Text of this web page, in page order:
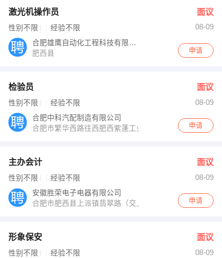
激光机操作员 面议
性别不限 经验不限
08-09
合肥雄鹰自动化工程科技有限公司
肥西县
申请
检验员 面议
性别不限 经验不限
08-09
合肥中科汽配制造有限公司
合肥市繁华西路往西肥西紫蓬工业园
申请
主办会计 面议
性别不限 经验不限
08-09
安徽胜荣电子电器有限公司
合肥市肥西县上派镇翡翠路（交上小路）西南国际车城
申请
形象保安 面议
性别不限 经验不限
08-09